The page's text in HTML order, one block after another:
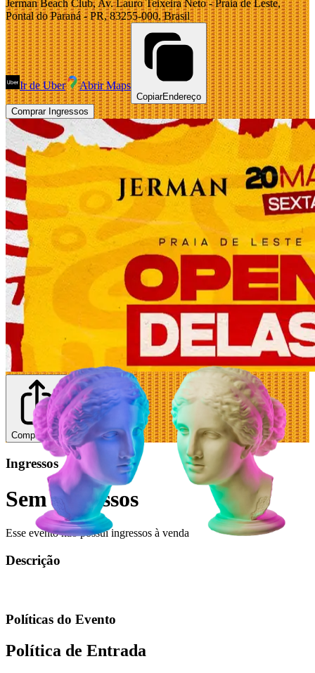
Jerman Beach Club, Av. Lauro Teixeira Neto - Praia de Leste,
Pontal do Paraná - PR, 83255-000, Brasil
Ir de Uber Abrir Maps
CopiarEndereço
Comprar Ingressos
Compartilhar
Ingressos
Sem ingressos
Esse evento não possui ingressos à venda
Descrição
Políticas do Evento
Política de Entrada